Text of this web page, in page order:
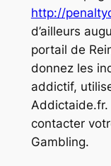
http://
d’ailleurs
portail de
donnez les
addictif,
contacter
Gambling.